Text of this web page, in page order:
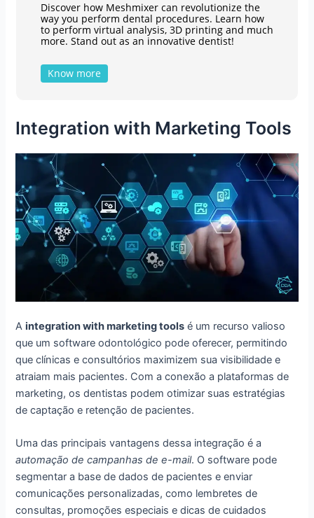
Discover how Meshmixer can revolutionize the
way you perform dental procedures. Learn how
to perform virtual analysis, 3D printing and much
more. Stand out as an innovative dentist!
Know more
Integration with Marketing Tools
Aintegration with marketing tools é um recurso valioso
que um software odontológico pode oferecer, permitindo
que clínicas e consultórios maximizem sua visibilidade e
atraiam mais pacientes. Com a conexão a plataformas de
marketing, os dentistas podem otimizar suas estratégias
de captação e retenção de pacientes.
Uma das principais vantagens dessa integração é a
automação de campanhas de e-mail. O software pode
segmentar a base de dados de pacientes e enviar
comunicações personalizadas, como lembretes de
consultas, promoções especiais e dicas de cuidados